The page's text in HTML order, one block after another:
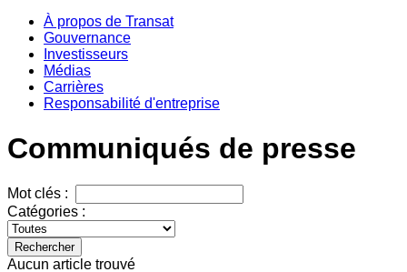
À propos de Transat
Gouvernance
Investisseurs
Médias
Carrières
Responsabilité d'entreprise
Communiqués de presse
Mot clés :
Catégories :
Rechercher
Aucun article trouvé